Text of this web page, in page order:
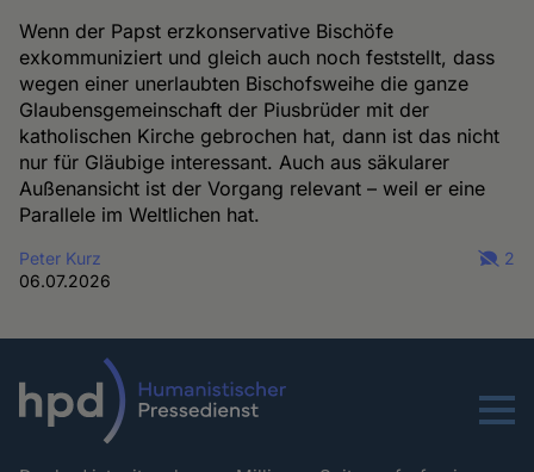
Wenn der Papst erzkonservative Bischöfe
exkommuniziert und gleich auch noch feststellt, dass
wegen einer unerlaubten Bischofsweihe die ganze
Glaubensgemeinschaft der Piusbrüder mit der
katholischen Kirche gebrochen hat, dann ist das nicht
nur für Gläubige interessant. Auch aus säkularer
Außenansicht ist der Vorgang relevant – weil er eine
Parallele im Weltlichen hat.
Peter Kurz
06.07.2026
2
Menu